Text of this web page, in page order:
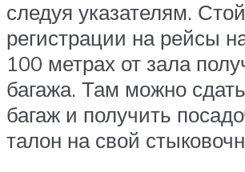
следуя указателям.
регистрации на рейсы
100 метрах от зала
багажа. Там можно
багаж и получить
талон на свой